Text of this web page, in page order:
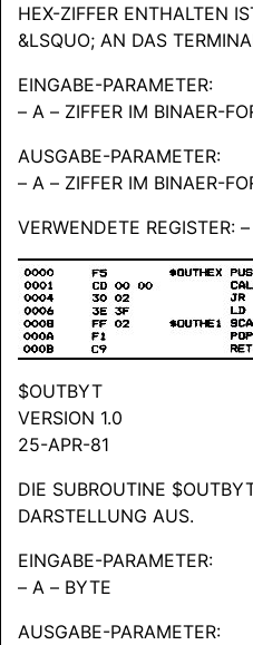
HEX-ZIFFER ENTHALTEN
&LSQUO; AN DAS
EINGABE-PARAMETER:
– A – ZIFFER IM BINAER-
AUSGABE-PARAMETER:
– A – ZIFFER IM BINAER-
VERWENDETE REGISTER: –
$OUTBYT
VERSION 1.0
25-APR-81
DIE SUBROUTINE
DARSTELLUNG AUS.
EINGABE-PARAMETER:
– A – BYTE
AUSGABE-PARAMETER: